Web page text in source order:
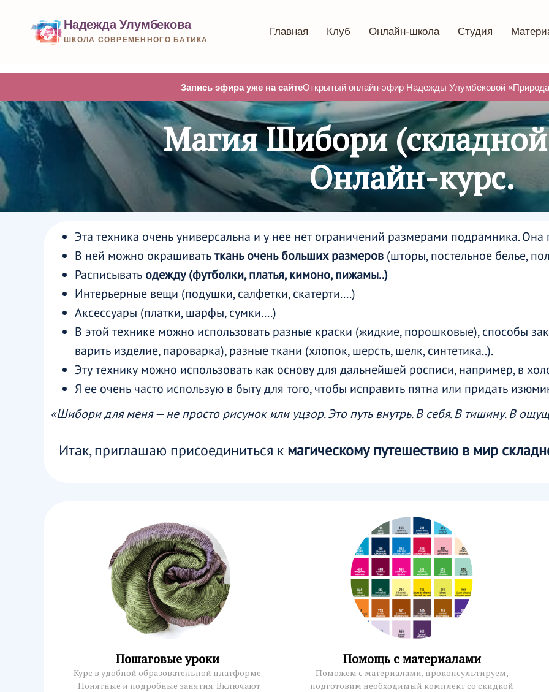
Надежда Улумбекова
ШКОЛА СОВРЕМЕННОГО БАТИКА
Главная Клуб Онлайн-школа Студия
Запись эфира уже на сайтеОткрытый онлайн-эфир Надежды Улумбековой «Природа
Магия Шибори
Онлайн-курс.
Эта техника очень универсальна и у нее нет ограничений размерами подрамника. Она
В ней можно окрашиватьткань очень больших размеров (шторы, постельное белье,
Расписывать одежду (футболки, платья, кимоно, пижамы..)
Интерьерные вещи (подушки, салфетки, скатерти....)
Аксессуары (платки, шарфы, сумки....)
В этой технике можно использовать разные краски (жидкие, порошковые), способы
варить изделие, пароварка), разные ткани (хлопок, шерсть, шелк, синтетика..).
Эту технику можно использовать как основу для дальнейшей росписи, например, в
Я ее очень часто использую в быту для того, чтобы исправить пятна или придать
«Шибори для меня — не просто рисунок или уцзор. Это путь внутрь. В себя. В тишину. В
Итак, приглашаю присоединиться кмагическому путешествию в мир
Пошаговые уроки
Курс в удобной образовательной платформе.
Понятные и подробные занятия. Включают
Помощь с материалами
Поможем c материалами, проконсультируем,
подготовим необходимый комплект со скидкой